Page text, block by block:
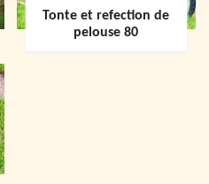
Tonte et refection de
pelouse 80